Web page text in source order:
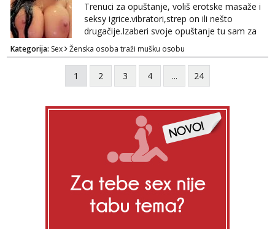
Trenuci za opuštanje, voliš erotske masaže i
seksy igrice.vibratori,strep on ili nešto
drugačije.Izaberi svoje opuštanje tu sam za
tebe.sve info na mob 095/762-8147
Kategorija: Sex Ženska osoba traži mušku osobu
1 2 3 4 ... 24